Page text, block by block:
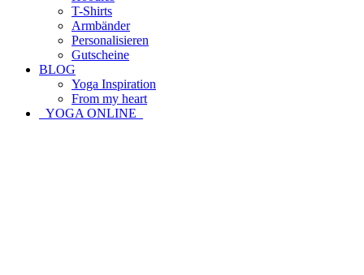
T-Shirts
Armbänder
Personalisieren
Gutscheine
BLOG
Yoga Inspiration
From my heart
YOGA ONLINE